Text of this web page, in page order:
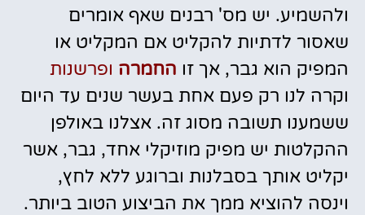
ולהשמיע. יש מס' רבנים שאף אומרים
שאסור לדתיות להקליט אם המקליט או
המפיק הוא גבר, אך זו החמרה ופרשנות
וקרה לנו רק פעם אחת בעשר שנים עד היום
ששמענו תשובה מסוג זה. אצלנו באולפן
ההקלטות יש מפיק מוזיקלי אחד, גבר, אשר
יקליט אותך בסבלנות וברוגע ללא לחץ,
וינסה להוציא ממך את הביצוע הטוב ביותר.